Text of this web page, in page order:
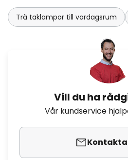
Trä taklampor till vardagsrum
Vill du ha
Vår kundservice
Kontakta